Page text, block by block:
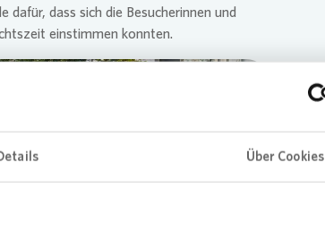
Über Cookies
dafür, dass sich die Besucherinnen und
einstimmen konnten.
Loading...